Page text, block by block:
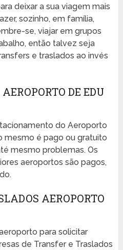
deixar a sua viagem mais
sozinho, em família,
se, viajar em grupos
então talvez seja
e traslados ao invés
DE EDU
do Aeroporto
mesmo é pago ou gratuito
mesmo problemas. Os
aeroportos são pagos,
AEROPORTO
para solicitar
de Transfer e Traslados